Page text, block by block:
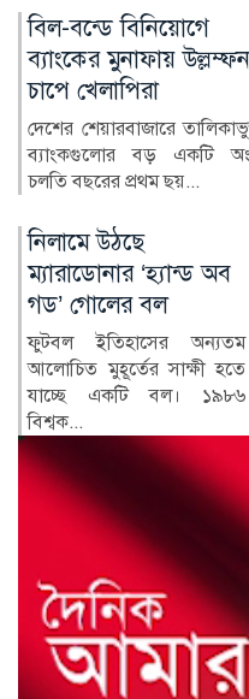
বার্সা থেকে লিভারপুলে
যাচ্ছেন রোনাল্ড আরাউহো
বার্সেলোনার
ডিফেন্ডার রোনাল্ড
ধারে (লোন) দলে ভেড়াতে
গ্রিনল্যান্ডের আপত্তি
উপেক্ষা করে কূপ খননের
প্রস্তুতি ওয়াশিংটনের
গ্রিনল্যান্ডের স্থানীয় কর্তৃপক্ষের
আপত্তি ও অনুমোদন না থাকা
সত্ত্বেও দেশটির প...